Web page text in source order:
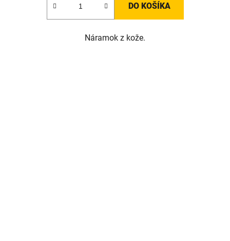
DO KOŠÍKA
Náramok z kože.